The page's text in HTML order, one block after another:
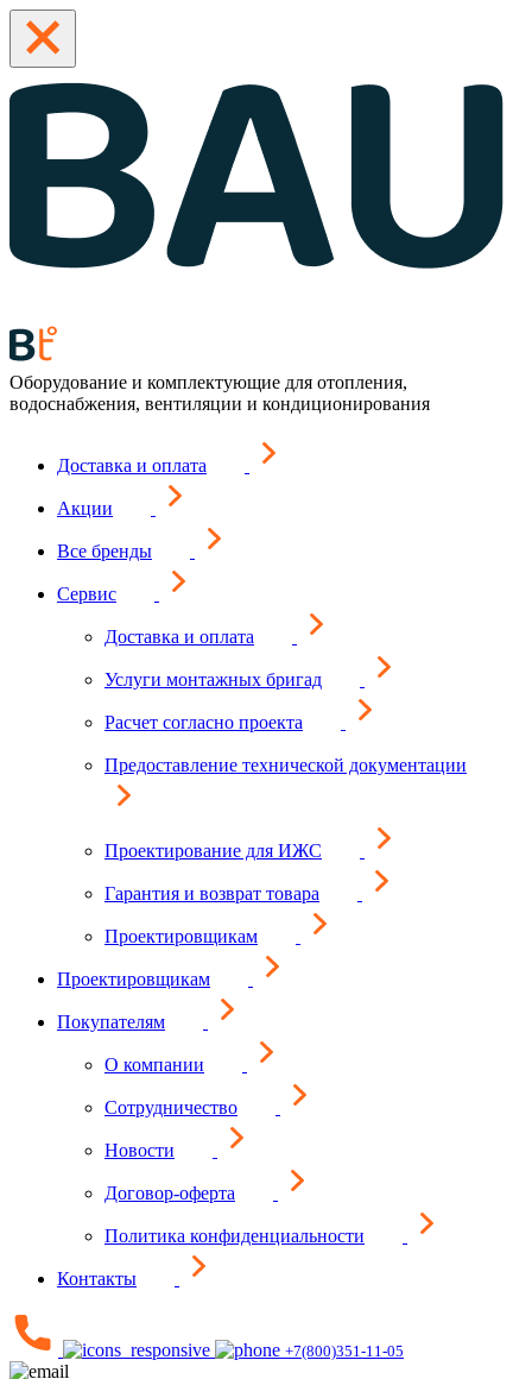
Оборудование и комплектующие для отопления,
водоснабжения, вентиляции и кондиционирования
Доставка и оплата
Акции
Все бренды
Сервис
Доставка и оплата
Услуги монтажных бригад
Расчет согласно проекта
Предоставление технической документации
Проектирование для ИЖС
Гарантия и возврат товара
Проектировщикам
Проектировщикам
Покупателям
О компании
Сотрудничество
Новости
Договор-оферта
Политика конфиденциальности
Контакты
+7(800)351-11-05